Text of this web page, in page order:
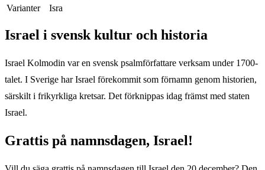
Varianter
Isra
Israel i svensk kultur och historia
Israel Kolmodin var en svensk psalmförfattare verksam under 1700-
talet. I Sverige har Israel förekommit som förnamn genom historien,
särskilt i frikyrkliga kretsar. Det förknippas idag främst med staten
Israel.
Grattis på namnsdagen, Israel!